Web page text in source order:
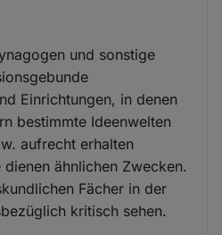
und sonstige
Einrichtungen, in denen
bestimmte Ideenwelten
aufrecht erhalten
ähnlichen Zwecken.
Fächer in der
kritisch sehen.